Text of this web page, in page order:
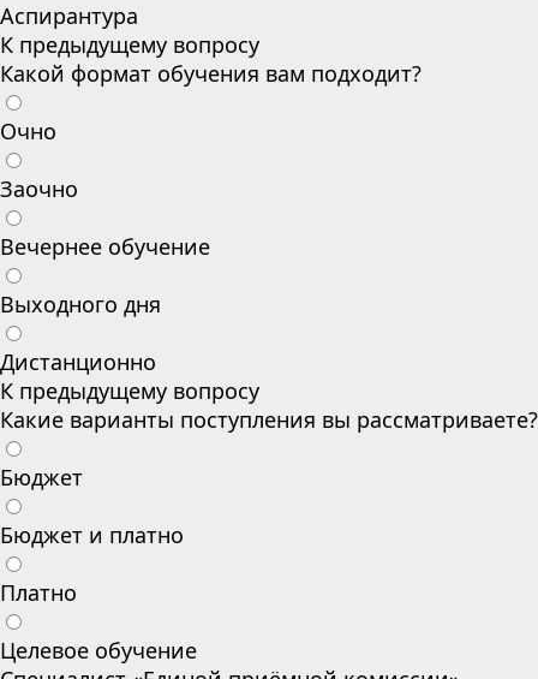
Аспирантура
К предыдущему вопросу
Какой формат обучения вам подходит?
Очно
Заочно
Вечернее обучение
Выходного дня
Дистанционно
К предыдущему вопросу
Какие варианты поступления вы рассматриваете?
Бюджет
Бюджет и платно
Платно
Целевое обучение